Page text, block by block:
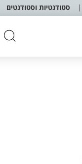
סטודנטיות וסטודנטים